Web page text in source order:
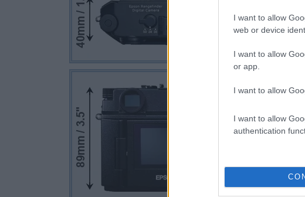
I want to allow
web or device
I want to allow
or app.
I want to allow
I want to allow
authentication